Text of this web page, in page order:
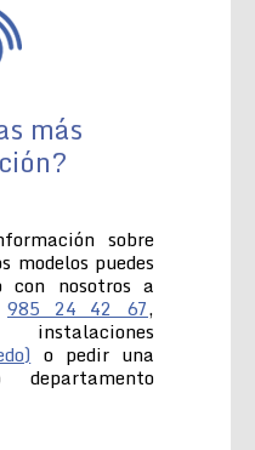
más
sobre
modelos puedes
con nosotros a
985 24 42 67,
o pedir una